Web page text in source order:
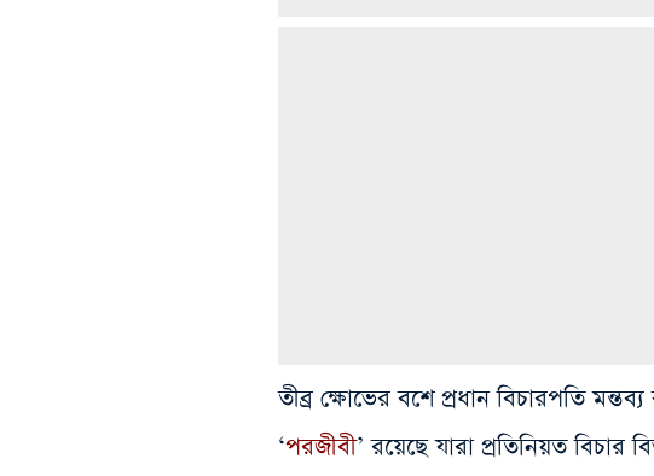
তীব্র ক্ষোভের বশে প্রধান বিচারপতি
‘পরজীবী’ রয়েছে যারা প্রতিনিয়ত